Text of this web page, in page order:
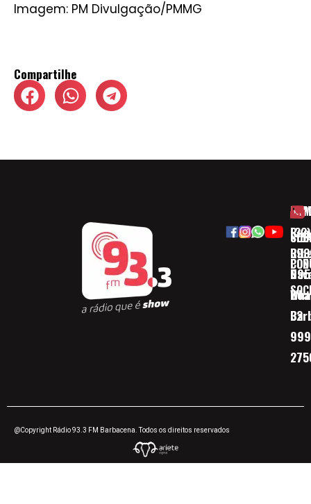
Imagem: PM Divulgação/PMMG
Compartilhe
(32)
32
@Copyright Rádio 93.3 FM Barbacena. Todos os direitos reservados